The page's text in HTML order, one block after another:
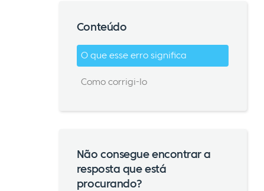
Conteúdo
O que esse erro significa
Como corrigi-lo
Não consegue encontrar a
resposta que está
procurando?